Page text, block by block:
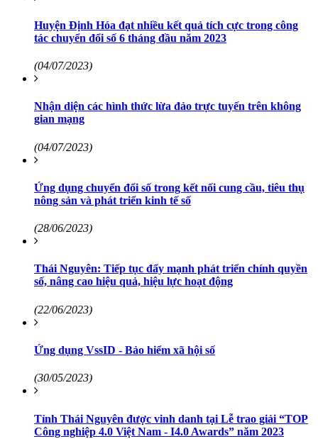
Huyện Định Hóa đạt nhiều kết quả tích cực trong công
tác chuyển đổi số 6 tháng đầu năm 2023
(04/07/2023)
Nhận diện các hình thức lừa đảo trực tuyến trên không
gian mạng
(04/07/2023)
Ứng dụng chuyển đổi số trong kết nối cung cầu, tiêu thụ
nông sản và phát triển kinh tế số
(28/06/2023)
Thái Nguyên: Tiếp tục đẩy mạnh phát triển chính quyền
số, nâng cao hiệu quả, hiệu lực hoạt động
(22/06/2023)
Ứng dụng VssID - Bảo hiểm xã hội số
(30/05/2023)
Tỉnh Thái Nguyên được vinh danh tại Lễ trao giải “TOP
Công nghiệp 4.0 Việt Nam - I4.0 Awards” năm 2023